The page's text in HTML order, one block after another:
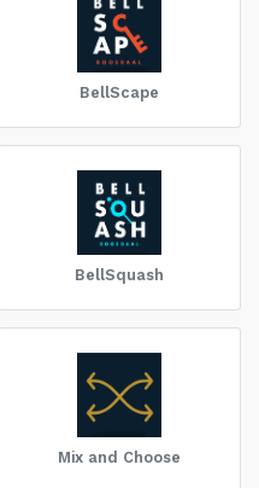
BellScape
BellSquash
Mix and Choose